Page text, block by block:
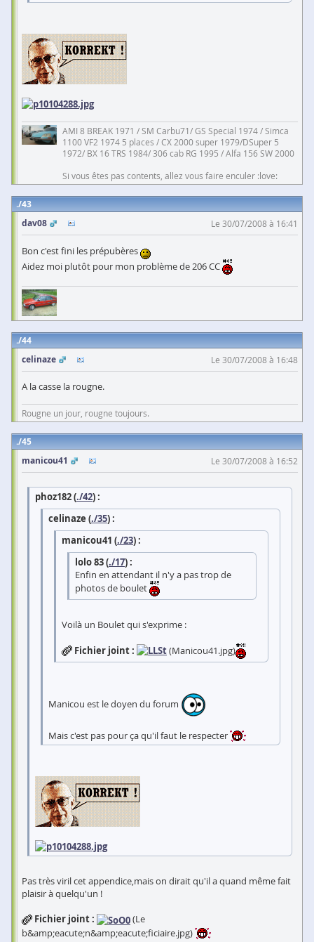
AMI 8 BREAK 1971 / SM Carbu71/ GS Special 1974 / Simca
1100 VF2 1974 5 places / CX 2000 super 1979/DSuper 5
1972/ BX 16 TRS 1984/ 306 cab RG 1995 / Alfa 156 SW 2000
Si vous êtes pas contents, allez vous faire enculer :love:
43
dav08
Le 30/07/2008 à 16:41
Bon c'est fini les prépubères
Aidez moi plutôt pour mon problème de 206 CC
44
celinaze
Le 30/07/2008 à 16:48
A la casse la rougne.
Rougne un jour, rougne toujours.
45
manicou41
Le 30/07/2008 à 16:52
phoz182 (./42) :
celinaze (./35) :
manicou41 (./23) :
lolo 83 (./17) :
Enfin en attendant il n'y a pas trop de
photos de boulet
Voilà un Boulet qui s'exprime :
Fichier joint : (Manicou41.jpg)
Manicou est le doyen du forum
Mais c'est pas pour ça qu'il faut le respecter
Pas très viril cet appendice,mais on dirait qu'il a quand même fait
plaisir à quelqu'un !
Fichier joint :
(Le
b&amp;eacute;n&amp;eacute;ficiaire.jpg)